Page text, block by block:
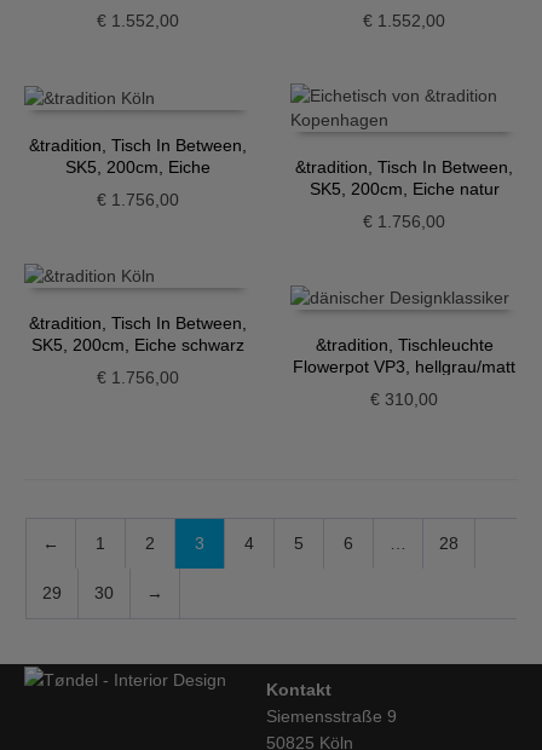
€1.552,00
€ 1.552,00
&tradition, Tisch In Between,
SK5, 200cm, Eiche
€1.756,00
&tradition, Tisch In Between,
SK5, 200cm, Eiche natur
€ 1.756,00
&tradition, Tisch In Between,
SK5, 200cm, Eiche schwarz
€1.756,00
&tradition, Tischleuchte
Flowerpot VP3, hellgrau/matt
€ 310,00
← 1 2 3 4 5 6 … 28
29 30 →
Kontakt
Siemensstraße 9
50825 Köln